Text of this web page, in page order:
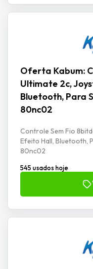
Oferta Kabum:
Ultimate 2c,
Bluetooth, Para
80nc02
Controle Sem Fio
Efeito Hall, Bluetooth,
80nc02
545 usados hoje